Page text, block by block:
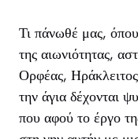
Τι πάνωθέ μας,
της αιωνιότητας,
Ορφέας,
την άγια δέχονται
που αφού το έργο